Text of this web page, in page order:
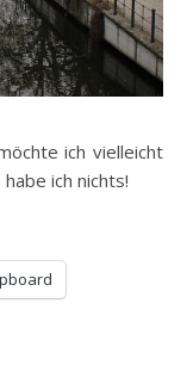
ich vielleicht
ich nichts!